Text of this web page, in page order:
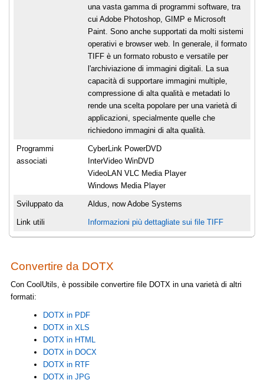
una vasta gamma di programmi software, tra
cui Adobe Photoshop, GIMP e Microsoft
Paint. Sono anche supportati da molti sistemi
operativi e browser web. In generale, il formato
TIFF è un formato robusto e versatile per
l'archiviazione di immagini digitali. La sua
capacità di supportare immagini multiple,
compressione di alta qualità e metadati lo
rende una scelta popolare per una varietà di
applicazioni, specialmente quelle che
richiedono immagini di alta qualità.
Programmi
associati
CyberLink PowerDVD
InterVideo WinDVD
VideoLAN VLC Media Player
Windows Media Player
Sviluppato da Aldus, now Adobe Systems
Link utili Informazioni più dettagliate sui file TIFF
Convertire da DOTX
Con CoolUtils, è possibile convertire file DOTX in una varietà di altri
formati:
DOTX in PDF
DOTX in XLS
DOTX in HTML
DOTX in DOCX
DOTX in RTF
DOTX in JPG